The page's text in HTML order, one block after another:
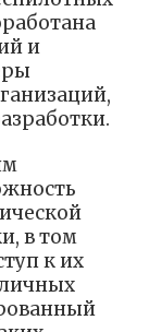
и
в том
к их